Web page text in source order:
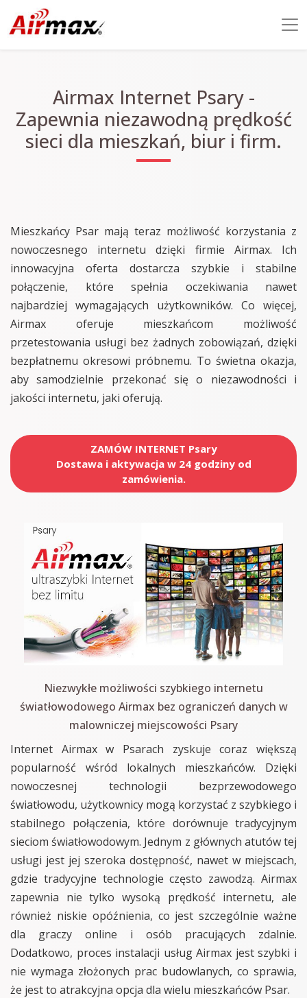
Airmax Internet Psary -
Zapewnia niezawodną prędkość
sieci dla mieszkań, biur i firm.
Mieszkańcy Psar mają teraz możliwość korzystania z
nowoczesnego internetu dzięki firmie Airmax. Ich
innowacyjna oferta dostarcza szybkie i stabilne
połączenie, które spełnia oczekiwania nawet
najbardziej wymagających użytkowników. Co więcej,
Airmax oferuje mieszkańcom możliwość
przetestowania usługi bez żadnych zobowiązań, dzięki
bezpłatnemu okresowi próbnemu. To świetna okazja,
aby samodzielnie przekonać się o niezawodności i
jakości internetu, jaki oferują.
ZAMÓW INTERNET Psary
Dostawa i aktywacja w 24 godziny od
zamówienia.
Niezwykłe możliwości szybkiego internetu
światłowodowego Airmax bez ograniczeń danych w
malowniczej miejscowości Psary
Internet Airmax w Psarach zyskuje coraz większą
popularność wśród lokalnych mieszkańców. Dzięki
nowoczesnej technologii bezprzewodowego
światłowodu, użytkownicy mogą korzystać z szybkiego i
stabilnego połączenia, które dorównuje tradycyjnym
sieciom światłowodowym. Jednym z głównych atutów tej
usługi jest jej szeroka dostępność, nawet w miejscach,
gdzie tradycyjne technologie często zawodzą. Airmax
zapewnia nie tylko wysoką prędkość internetu, ale
również niskie opóźnienia, co jest szczególnie ważne
dla graczy online i osób pracujących zdalnie.
Dodatkowo, proces instalacji usług Airmax jest szybki i
nie wymaga złożonych prac budowlanych, co sprawia,
że jest to atrakcyjna opcja dla wielu mieszkańców Psar.